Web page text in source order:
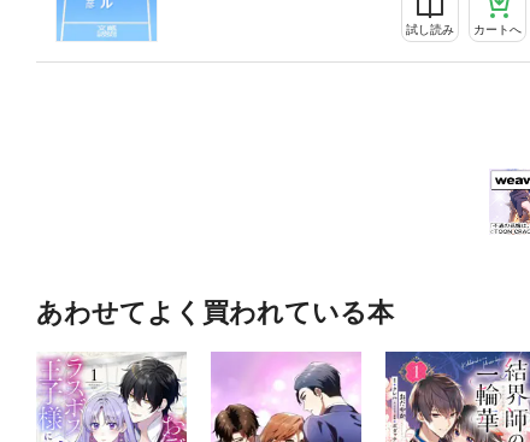
試し読み カートへ
あわせてよく買われている本